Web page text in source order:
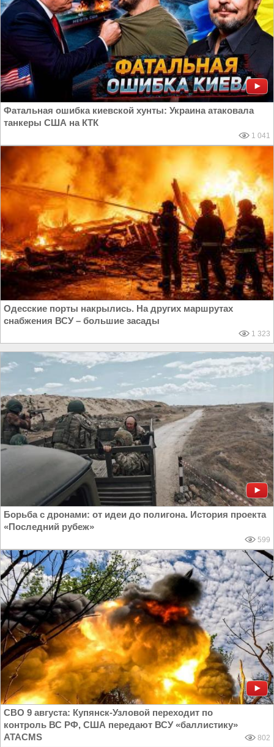
Фатальная ошибка киевской хунты: Украина атаковала
танкеры США на КТК
1 041
Одесские порты накрылись. На других маршрутах
снабжения ВСУ – большие засады
1 323
Борьба с дронами: от идеи до полигона. История проекта
«Последний рубеж»
599
СВО 9 августа: Купянск-Узловой переходит по
контроль ВС РФ, США передают ВСУ «баллистику»
ATACMS
802